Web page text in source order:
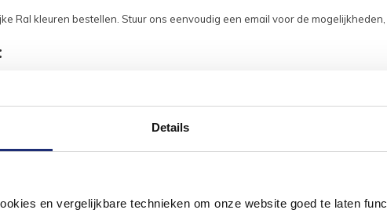
Details
en vergelijkbare technieken om onze website goed te laten
Ral kleuren bestellen. Stuur ons eenvoudig een email voor de